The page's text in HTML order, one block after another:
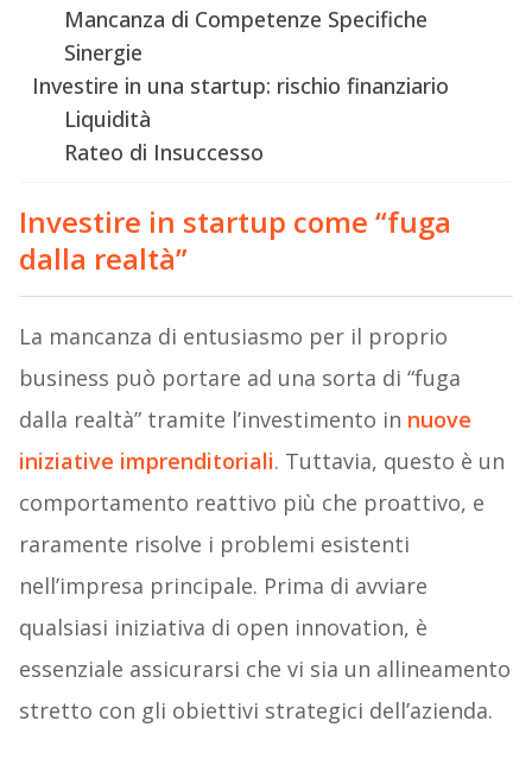
Mancanza di Competenze Specifiche
Sinergie
Investire in una startup: rischio finanziario
Liquidità
Rateo di Insuccesso
Investire in startup come “fuga
dalla realtà”
La mancanza di entusiasmo per il proprio
business può portare ad una sorta di “fuga
dalla realtà” tramite l’investimento in nuove
iniziative imprenditoriali. Tuttavia, questo è un
comportamento reattivo più che proattivo, e
raramente risolve i problemi esistenti
nell’impresa principale. Prima di avviare
qualsiasi iniziativa di open innovation, è
essenziale assicurarsi che vi sia un allineamento
stretto con gli obiettivi strategici dell’azienda.